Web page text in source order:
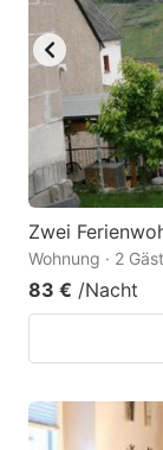
Zwei
Wohnung · 2
83 € /Nacht